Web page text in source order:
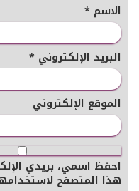
الاسم *
البريد الإلكتروني *
الموقع الإلكتروني
احفظ اسمي، بريدي
هذا المتصفح